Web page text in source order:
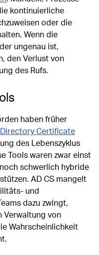
kontinuierliche
oder die
Wenn die
ungenau ist,
den Verlust von
des Rufs.
haben früher
Certificate
des Lebenszyklus
Tools waren zwar einst
schwerlich hybride
AD CS mangelt
und
dazu zwingt,
Verwaltung von
Wahrscheinlichkeit